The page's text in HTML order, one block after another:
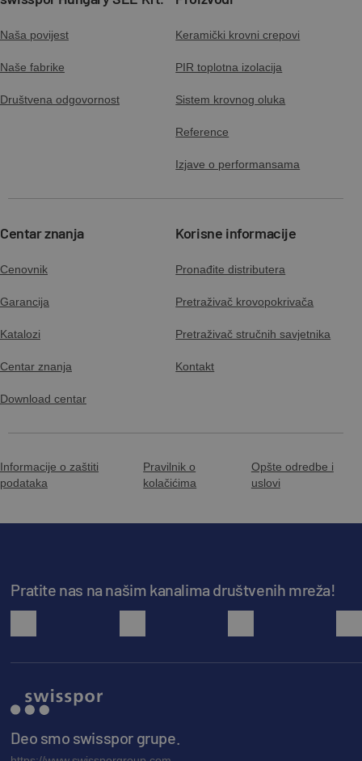
Naša povijest
Naše fabrike
Društvena odgovornost
Keramički krovni crepovi
PIR toplotna izolacija
Sistem krovnog oluka
Reference
Izjave o performansama
Centar znanja
Cenovnik
Garancija
Katalozi
Centar znanja
Download centar
Korisne informacije
Pronađite distributera
Pretraživač krovopokrivača
Pretraživač stručnih savjetnika
Kontakt
Informacije o zaštiti
podataka
Pravilnik o
kolačićima
Opšte odredbe i
uslovi
Pratite nas na našim kanalima društvenih mreža!
facebook youtube instagram
Deo smo swisspor grupe.